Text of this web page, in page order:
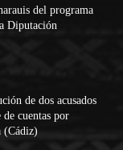
del programa
Diputación
de dos acusados
de cuentas por
(Cádiz)